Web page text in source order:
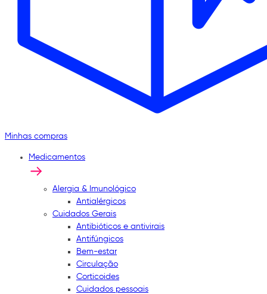
Minhas compras
Medicamentos
Alergia & Imunológico
Antialérgicos
Cuidados Gerais
Antibióticos e antivirais
Antifúngicos
Bem-estar
Circulação
Corticoides
Cuidados pessoais